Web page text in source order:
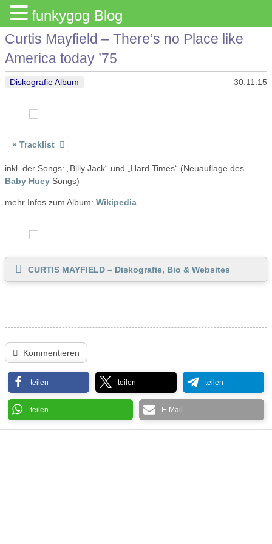
Curtis Mayfield – There’s no Place like
America today ’75
Diskografie Album 30.11.15
Tracklist
inkl. der Songs: „Billy Jack“ und „Hard Times“ (Neuauflage des
Baby Huey Songs)
mehr Infos zum Album: Wikipedia
CURTIS MAYFIELD – Diskografie, Bio & Websites
Kommentieren
teilen teilen teilen
teilen E-Mail
funkygog Blog